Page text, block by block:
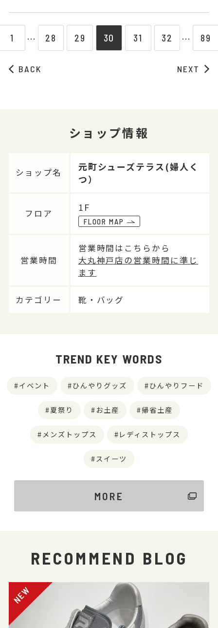
BACK
1 ⋯ 28 29 30 31 32 ⋯ 89
NEXT
ショップ情報
ショップ名
元町シューズテラス(婦人く
つ）
フロア
1F
FLOOR MAP
営業時間
営業時間はこちらから
大丸神戸店の営業時間に準じ
ます
カテゴリー 靴・バッグ
TREND KEY WORDS
イベント ひんやりグッズ ひんやりフード
夏祭り お土産 帰省土産
メンズトップス レディストップス
スイーツ
MORE
RECOMMEND BLOG